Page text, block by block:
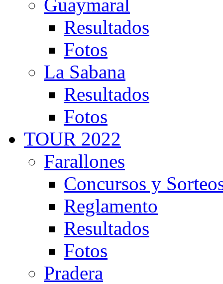
Guaymaral
Resultados
Fotos
La Sabana
Resultados
Fotos
TOUR 2022
Farallones
Concursos y
Reglamento
Resultados
Fotos
Pradera